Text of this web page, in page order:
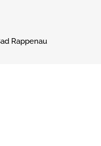
Rappenau